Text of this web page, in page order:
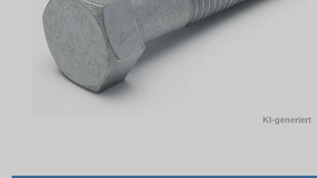
KI-generiert